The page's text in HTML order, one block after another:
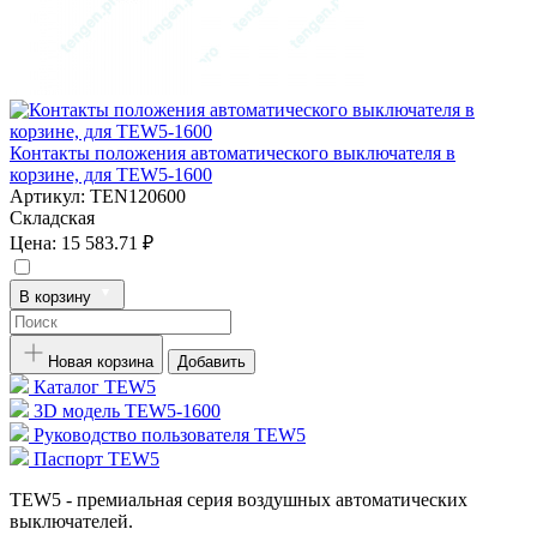
Контакты положения автоматического выключателя в
корзине, для TEW5-1600
Артикул: TEN120600
Складская
Цена: 15 583.71 ₽
В корзину
Новая корзина Добавить
Каталог TEW5
3D модель TEW5-1600
Руководство пользователя TEW5
Паспорт TEW5
TEW5 - премиальная серия воздушных автоматических
выключателей.